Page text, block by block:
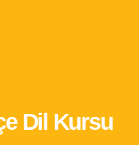
Dil Kursu